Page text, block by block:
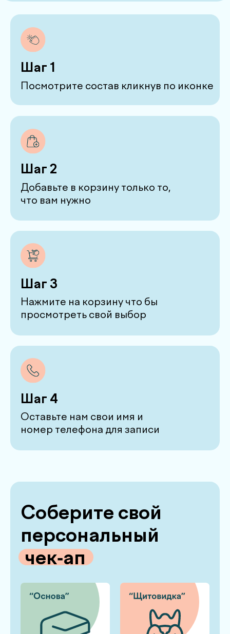
Шаг 3
Нажмите на корзину что бы
просмотреть свой выбор
Шаг 2
Добавьте в корзину только то,
что вам нужно
Посмотрите состав кликнув по иконке
Шаг 4
Оставьте нам свои имя и
номер телефона для записи
Соберите свой
персональный
чек-ап